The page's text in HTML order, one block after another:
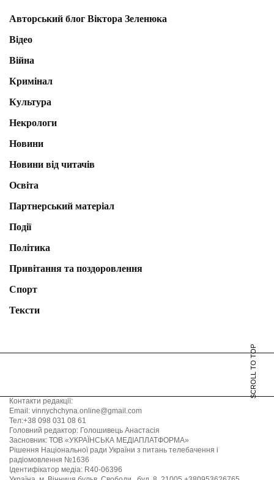
Авторський блог Віктора Зеленюка
Відео
Війна
Кримінал
Культура
Некрологи
Новини
Новини від читачів
Освіта
Партнерський матеріал
Події
Політика
Привітання та поздоровлення
Спорт
Тексти
SCROLL TO TOP
Контакти редакції:
Email: vinnychchyna.online@gmail.com
Тел:+38 098 031 08 61
Головний редактор: Голошивець Анастасія
Засновник: ТОВ «УКРАЇНСЬКА МЕДІАПЛАТФОРМА»
Рішення Національної ради України з питань телебачення і
радіомовлення №1636
Ідентифікатор медіа: R40-06396